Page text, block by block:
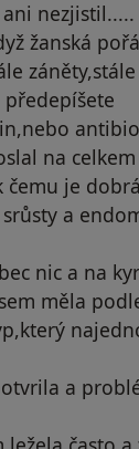
nezjistil.....
žanská
na
čemu je
a
nic a na
měla
a